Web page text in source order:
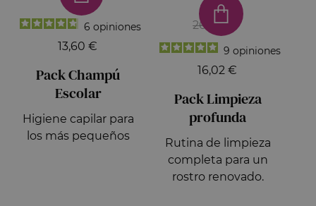
6 opiniones
13,60 €
Pack Champú
Escolar
Higiene capilar para
los más pequeños
26,70 €
9 opiniones
16,02 €
Pack Limpieza
profunda
Rutina de limpieza
completa para un
rostro renovado.